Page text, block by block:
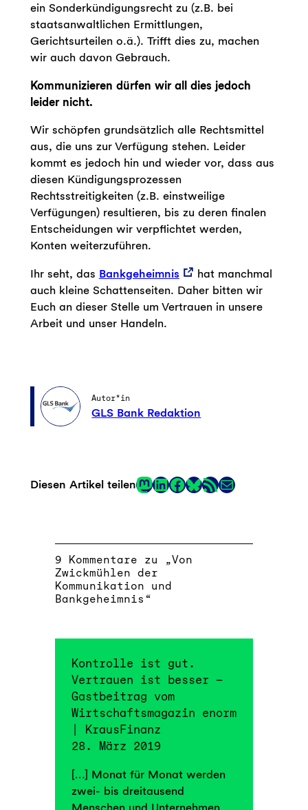
ein Sonderkündigungsrecht zu (z.B. bei
staatsanwaltlichen Ermittlungen,
Gerichtsurteilen o.ä.). Trifft dies zu, machen
wir auch davon Gebrauch.
Kommunizieren dürfen wir all dies jedoch
leider nicht.
Wir schöpfen grundsätzlich alle Rechtsmittel
aus, die uns zur Verfügung stehen. Leider
kommt es jedoch hin und wieder vor, dass aus
diesen Kündigungsprozessen
Rechtsstreitigkeiten (z.B. einstweilige
Verfügungen) resultieren, bis zu deren finalen
Entscheidungen wir verpflichtet werden,
Konten weiterzuführen.
Ihr seht, das Bankgeheimnis
hat manchmal
auch kleine Schattenseiten. Daher bitten wir
Euch an dieser Stelle um Vertrauen in unsere
Arbeit und unser Handeln.
Autor*in
GLS Bank Redaktion
Diesen Artikel teilenMastodon
LinkedIn
Facebook
LinkRSS-Feed
E-Mail
9 Kommentare zu „Von
Zwickmühlen der
Kommunikation und
Bankgeheimnis“
Kontrolle ist gut.
Vertrauen ist besser –
Gastbeitrag vom
Wirtschaftsmagazin enorm
| KrausFinanz
28. März 2019
[…] Monat für Monat werden
zwei- bis dreitausend
Menschen und Unternehmen